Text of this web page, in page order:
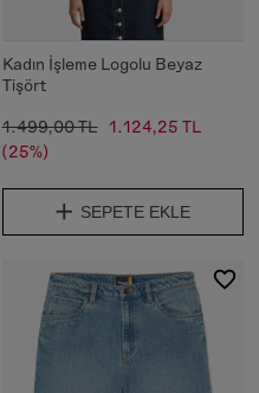
Kadın İşleme Logolu Beyaz
Tişört
1.499,00 TL 1.124,25 TL
(25%)
SEPETE EKLE